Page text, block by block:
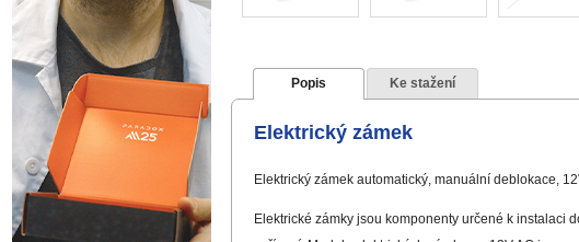
Popis Ke stažení
Elektrický zámek
Elektrický zámek automatický, manuální deblokace,
Elektrické zámky jsou komponenty určené k instalaci